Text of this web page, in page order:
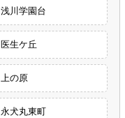
浅川学園台
医生ケ丘
上の原
永犬丸東町